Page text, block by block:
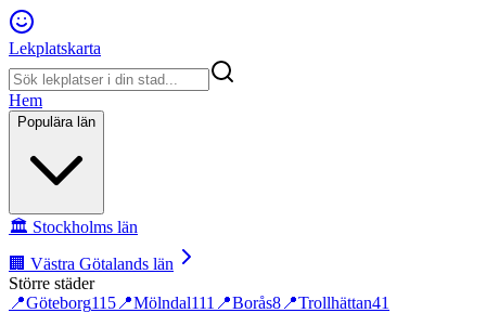
Lekplatskarta
Hem
Populära län
🏛️ Stockholms län
🏢 Västra Götalands län
Större städer
📍Göteborg115 📍Mölndal111 📍Borås8 📍Trollhättan41